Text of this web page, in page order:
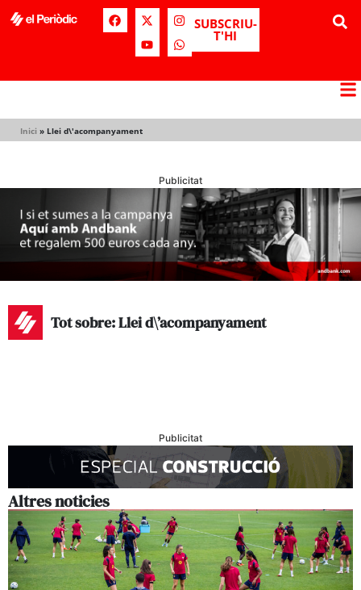
SUBSCRIU-
T'HI
Inici » Llei d\'acompanyament
Publicitat
Tot sobre: Llei d\’acompanyament
Publicitat
Altres noticies